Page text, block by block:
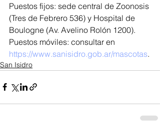
Puestos fijos: sede central de Zoonosis
(Tres de Febrero 536) y Hospital de
Boulogne (Av. Avelino Rolón 1200).
Puestos móviles: consultar en
https://www.sanisidro.gob.ar/mascotas.
San Isidro